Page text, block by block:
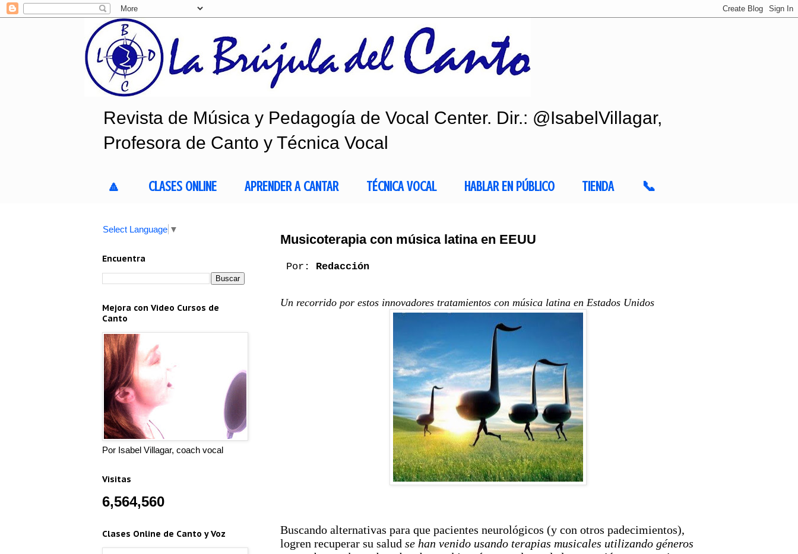
Revista de Música y Pedagogía de Vocal Center. Dir.: @IsabelVillagar,
Profesora de Canto y Técnica Vocal
🔼 CLASES ONLINE APRENDER A CANTAR TÉCNICA VOCAL HABLAR EN PÚBLICO TIENDA 📞
Musicoterapia con música latina en EEUU
Por: Redacción
Un recorrido por estos innovadores tratamientos con música latina en Estados Unidos
Buscando alternativas para que pacientes neurológicos (y con otros padecimientos),
logren recuperar su salud se han venido usando terapias musicales utilizando géneros
Select Language ▼
Encuentra
Mejora con Video Cursos de
Canto
Por Isabel Villagar, coach vocal
Visitas
6,564,560
Clases Online de Canto y Voz